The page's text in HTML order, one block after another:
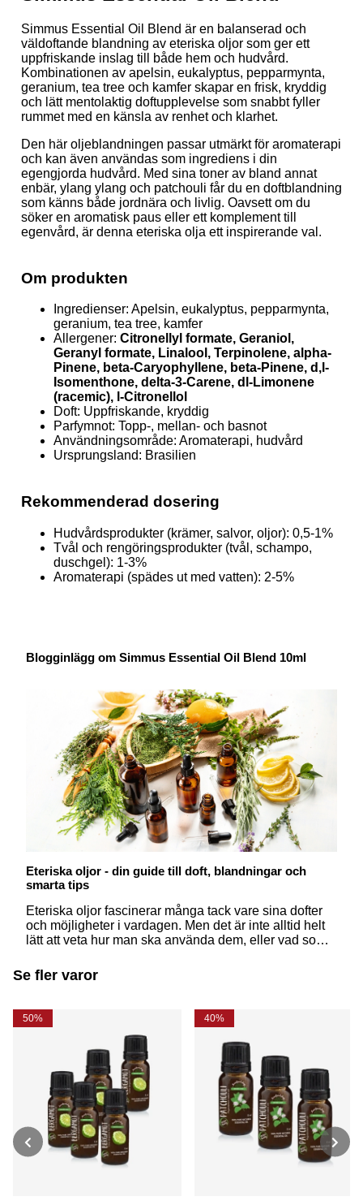
Simmus Essential Oil Blend är en balanserad och
väldoftande blandning av eteriska oljor som ger ett
uppfriskande inslag till både hem och hudvård.
Kombinationen av apelsin, eukalyptus, pepparmynta,
geranium, tea tree och kamfer skapar en frisk, kryddig
och lätt mentolaktig doftupplevelse som snabbt fyller
rummet med en känsla av renhet och klarhet.
Den här oljeblandningen passar utmärkt för aromaterapi
och kan även användas som ingrediens i din
egengjorda hudvård. Med sina toner av bland annat
enbär, ylang ylang och patchouli får du en doftblandning
som känns både jordnära och livlig. Oavsett om du
söker en aromatisk paus eller ett komplement till
egenvård, är denna eteriska olja ett inspirerande val.
Om produkten
Ingredienser: Apelsin, eukalyptus, pepparmynta,
geranium, tea tree, kamfer
Allergener: Citronellyl formate, Geraniol,
Geranyl formate, Linalool, Terpinolene, alpha-
Pinene, beta-Caryophyllene, beta-Pinene, d,l-
Isomenthone, delta-3-Carene, dl-Limonene
(racemic), l-Citronellol
Doft: Uppfriskande, kryddig
Parfymnot: Topp-, mellan- och basnot
Användningsområde: Aromaterapi, hudvård
Ursprungsland: Brasilien
Rekommenderad dosering
Hudvårdsprodukter (krämer, salvor, oljor): 0,5-1%
Tvål och rengöringsprodukter (tvål, schampo,
duschgel): 1-3%
Aromaterapi (spädes ut med vatten): 2-5%
Blogginlägg om Simmus Essential Oil Blend 10ml
Eteriska oljor - din guide till doft, blandningar och
smarta tips
Eteriska oljor fascinerar många tack vare sina dofter
och möjligheter i vardagen. Men det är inte alltid helt
lätt att veta hur man ska använda dem, eller vad som
av de vanligaste frågorna – på ett enkelt och
inspirerande sätt.
Se fler varor
50% 40%